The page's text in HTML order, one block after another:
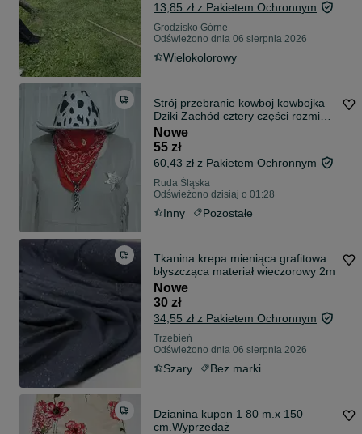
13,85 zł z Pakietem Ochronnym
Grodzisko Górne
Odświeżono dnia 06 sierpnia 2026
Wielokolorowy
Strój przebranie kowboj kowbojka
Dziki Zachód cztery części rozmiar
M/L
Nowe
55 zł
60,43 zł z Pakietem Ochronnym
Ruda Śląska
Odświeżono dzisiaj o 01:28
Inny Pozostałe
Tkanina krepa mieniąca grafitowa
błyszcząca materiał wieczorowy 2m
Nowe
30 zł
34,55 zł z Pakietem Ochronnym
Trzebień
Odświeżono dnia 06 sierpnia 2026
Szary Bez marki
Dzianina kupon 1 80 m.x 150
cm.Wyprzedaż